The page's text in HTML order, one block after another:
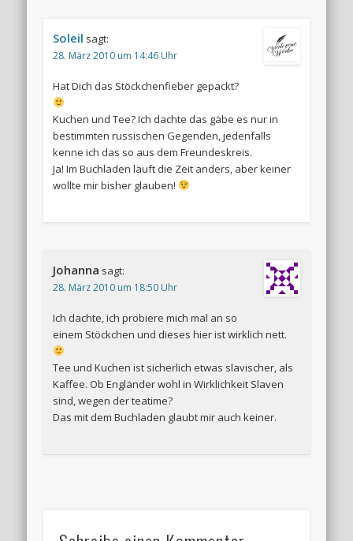
Soleil sagt:
28. März 2010 um 14:46 Uhr
Hat Dich das Stöckchenfieber gepackt?
Kuchen und Tee? Ich dachte das gäbe es nur in
bestimmten russischen Gegenden, jedenfalls
kenne ich das so aus dem Freundeskreis.
Ja! Im Buchladen läuft die Zeit anders, aber keiner
wollte mir bisher glauben!
Johanna sagt:
28. März 2010 um 18:50 Uhr
Ich dachte, ich probiere mich mal an so
einem Stöckchen und dieses hier ist wirklich nett.
Tee und Kuchen ist sicherlich etwas slavischer, als
Kaffee. Ob Engländer wohl in Wirklichkeit Slaven
sind, wegen der teatime?
Das mit dem Buchladen glaubt mir auch keiner.